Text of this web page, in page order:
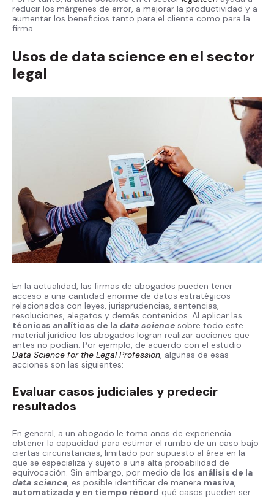
reducir los márgenes de error, a mejorar la productividad y a
aumentar los beneficios tanto para el cliente como para la
firma.
Usos de data science en el sector
legal
En la actualidad, las firmas de abogados pueden tener
acceso a una cantidad enorme de datos estratégicos
relacionados con leyes, jurisprudencias, sentencias,
resoluciones, alegatos y demás contenidos. Al aplicar las
técnicas analíticas de la data science sobre todo este
material jurídico los abogados logran realizar acciones que
antes no podían. Por ejemplo, de acuerdo con el estudio
Data Science for the Legal Profession, algunas de esas
acciones son las siguientes:
Evaluar casos judiciales y predecir
resultados
En general, a un abogado le toma años de experiencia
obtener la capacidad para estimar el rumbo de un caso bajo
ciertas circunstancias, limitado por supuesto al área en la
que se especializa y sujeto a una alta probabilidad de
equivocación. Sin embargo, por medio de los análisis de la
data science, es posible identificar de manera masiva,
automatizada y en tiempo récord qué casos pueden ser